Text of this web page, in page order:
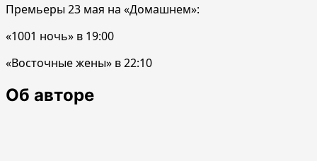
Премьеры 23 мая на «Домашнем»:
«1001 ночь» в 19:00
«Восточные жены» в 22:10
Об авторе